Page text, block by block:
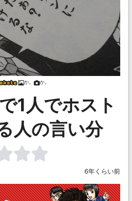
か。 か。
1人でホスト
人の言い分
6年くらい前